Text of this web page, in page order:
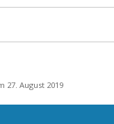
27. August 2019